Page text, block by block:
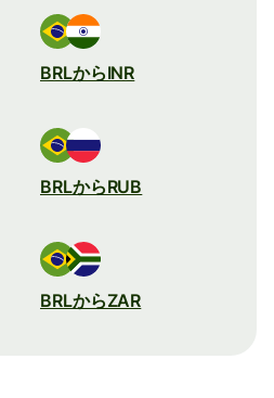
BRLからINR
BRLからRUB
BRLからZAR